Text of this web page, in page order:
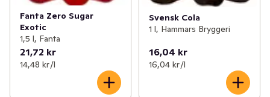
Fanta Zero Sugar
Exotic
1,5 l, Fanta
21,72 kr
14,48 kr /l
Svensk Cola
1 l, Hammars Bryggeri
16,04 kr
16,04 kr /l